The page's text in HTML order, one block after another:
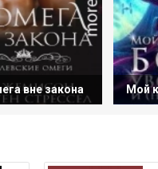
вне закона Мой